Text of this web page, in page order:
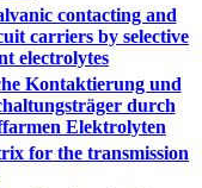
contacting and
carriers by selective
electrolytes
Kontaktierung und
durch
Elektrolyten
for the transmission